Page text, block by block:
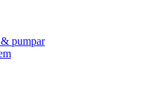
pumpar